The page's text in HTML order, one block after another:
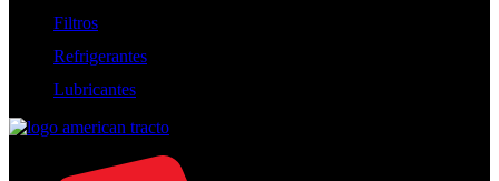
Filtros
Refrigerantes
Lubricantes